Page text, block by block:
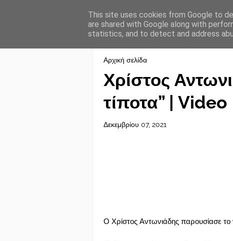
Αρχική σελίδα
Χρίστος
τίποτα” | Video
Δεκεμβρίου 07, 2021
Ο Χρίστος Αντωνιάδης παρουσίασε το
This site uses cookies from Google to
are shared with Google along with
statistics, and to detect and address